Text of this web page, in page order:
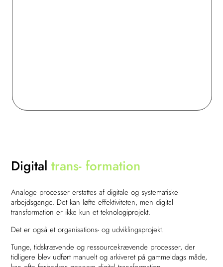
Digitaltrans- formation
Analoge processer erstattes af digitale og systematiske
arbejdsgange. Det kan løfte effektiviteten, men digital
transformation er ikke kun et teknologiprojekt.
Det er også et organisations- og udviklingsprojekt.
Tunge, tidskrævende og ressourcekrævende processer, der
tidligere blev udført manuelt og arkiveret på gammeldags måde,